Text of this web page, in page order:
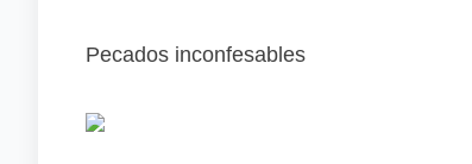
Pecados inconfesables